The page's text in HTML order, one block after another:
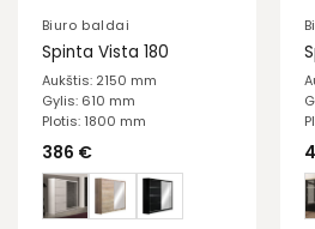
Biuro baldai
Spinta Vista 180
Aukštis: 2150 mm
Gylis: 610 mm
Plotis: 1800 mm
386 €